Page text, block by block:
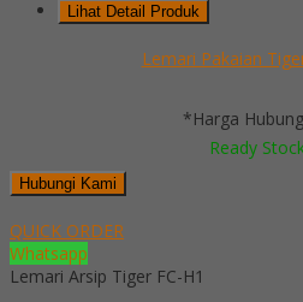
Lihat Detail Produk
Lemari Pakaian
*Harga
Ready
Hubungi Kami
QUICK ORDER
Whatsapp
Lemari Arsip Tiger FC-H1